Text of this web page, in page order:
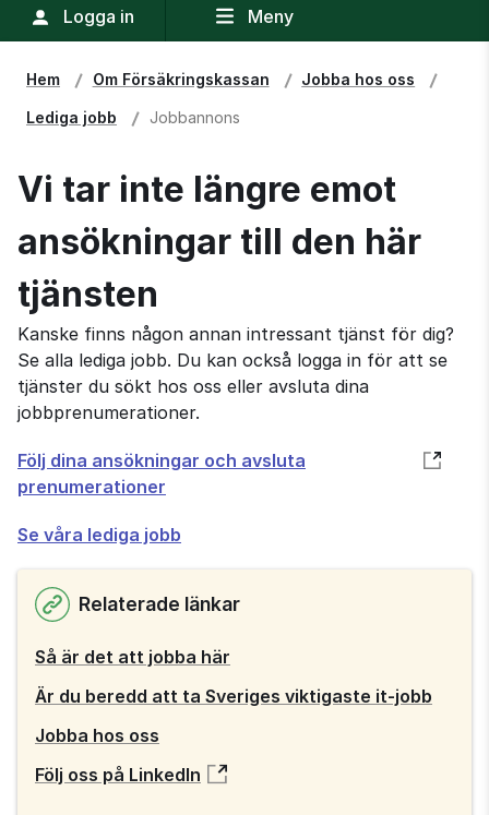
sökfält
Logga in Meny
Hem Om Försäkringskassan Jobba hos oss
Lediga jobb Jobbannons
Vi tar inte längre emot
ansökningar till den här
tjänsten
Kanske finns någon annan intressant tjänst för dig?
Se alla lediga jobb. Du kan också logga in för att se
tjänster du sökt hos oss eller avsluta dina
jobbprenumerationer.
Följ dina ansökningar och avsluta
prenumerationer
Öppnas
i
fönster
Se våra lediga jobb
Relaterade länkar
Så är det att jobba här
Är du beredd att ta Sveriges viktigaste it-jobb
Jobba hos oss
Följ oss på LinkedIn